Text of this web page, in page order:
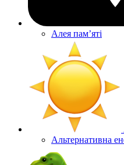
Алея памʼяті
Альтернативна